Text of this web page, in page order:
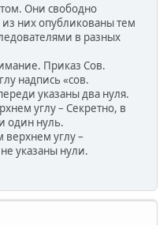
Они свободно
них опубликованы тем
в разных
Приказ Сов.
надпись «сов.
указаны два нуля.
углу – Секретно, в
один нуль.
верхнем углу –
указаны нули.